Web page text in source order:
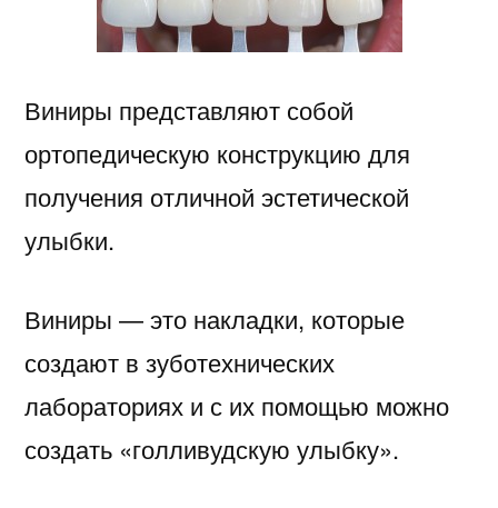
Виниры представляют собой
ортопедическую конструкцию для
получения отличной эстетической
улыбки.
Виниры — это накладки, которые
создают в зуботехнических
лабораториях и с их помощью можно
создать «голливудскую улыбку».